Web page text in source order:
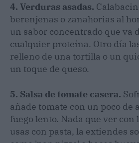
4. Verduras asadas.
berenjenas o zanahorias al
un sabor concentrado que va
cualquier proteína. Otro día
relleno de una tortilla o un
un toque de queso.
5. Salsa de tomate casera.
añade tomate con un poco de
fuego lento. Nada que ver
usas con pasta, la extiendes